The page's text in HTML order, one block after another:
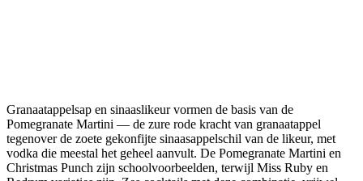
Granaatappelsap en sinaaslikeur vormen de basis van de
Pomegranate Martini — de zure rode kracht van granaatappel
tegenover de zoete gekonfijte sinaasappelschil van de likeur, met
vodka die meestal het geheel aanvult. De Pomegranate Martini en
Christmas Punch zijn schoolvoorbeelden, terwijl Miss Ruby en